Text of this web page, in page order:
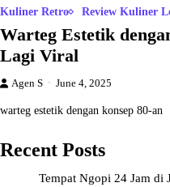
Kuliner Retro Review Kuliner
Warteg Estetik
Lagi Viral
Agen S June 4, 2025
warteg estetik dengan konsep 80-an
Recent Posts
Tempat Ngopi 24 Jam di